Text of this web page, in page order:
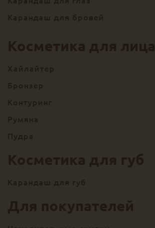
Карандаш для бровей
Косметика для лица
Хайлайтер
Бронзер
Контуринг
Румяна
Пудра
Косметика для губ
Карандаш для губ
Для покупателей